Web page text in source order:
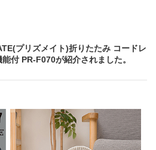
プリズメイト)折りたたみ コードレ
付 PR-F070が紹介されました。